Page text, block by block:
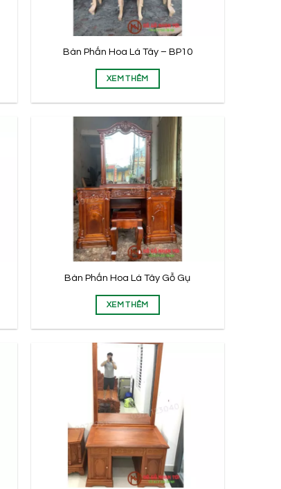
Bàn Giao Bộ Cuốn Thư Câu Đối
Phượng Gỗ Gụ Cho Anh Đông –
Uông Bí – Quảng Ninh
Bàn Phấn Hoa Lá Tây – BP10
XEM THÊM
Bàn Phấn Hoa Lá Tây Gỗ Gụ
XEM THÊM